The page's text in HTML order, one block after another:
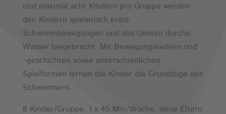
und maximal acht Kindern pro Gruppe werden
den Kindern spielerisch erste
Schwimmbewegungen und das Gleiten durchs
Wasser beigebracht. Mit Bewegungsliedern und
–geschichten sowie unterschiedlichen
Spielformen lernen die Kinder die Grundzüge des
Schwimmens.
8 Kinder/Gruppe, 1 x 45 Min/Woche, ohne Eltern